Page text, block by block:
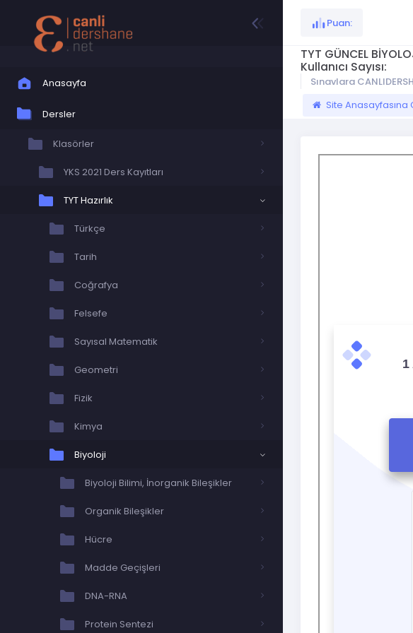
Anasayfa
Dersler
Klasörler
YKS 2021 Ders Kayıtları
TYT Hazırlık
Türkçe
Tarih
Coğrafya
Felsefe
Sayısal Matematik
Geometri
Fizik
Kimya
Biyoloji
Biyoloji Bilimi, İnorganik Bileşikler
Organik Bileşikler
Hücre
Madde Geçişleri
DNA-RNA
Protein Sentezi
Puan:
TYT GÜNCEL
Kullanıcı Sayısı:
Sınavlara
Site Anasayfasına